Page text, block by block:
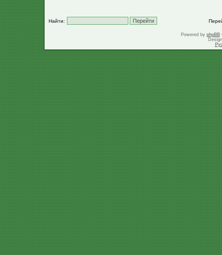
Найти:
Powered by phpBB